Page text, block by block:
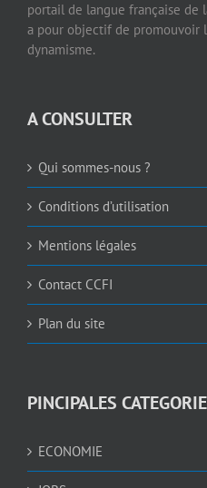
portail de langue française de
a pour objectif de promouvoir
dynamisme.
A CONSULTER
Qui sommes-nous ?
Conditions d’utilisation
Mentions légales
Contact CCFI
Plan du site
PINCIPALES
ECONOMIE